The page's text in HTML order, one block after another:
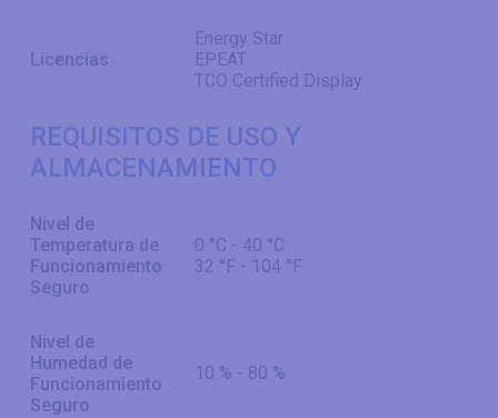
Licencias
Energy Star
EPEAT
TCO Certified Display
REQUISITOS DE USO Y
ALMACENAMIENTO
Nivel de
Temperatura de
Funcionamiento
Seguro
0 °C - 40 °C
32 °F - 104 °F
Nivel de
Humedad de
Funcionamiento
Seguro
10 % - 80 %